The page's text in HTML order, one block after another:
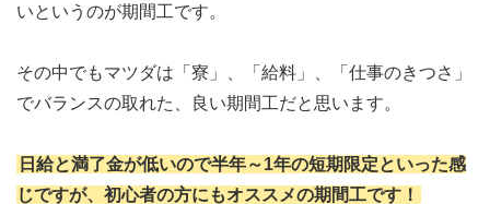
いというのが期間工です。
その中でもマツダは「寮」、「給料」、「仕事のきつさ」
でバランスの取れた、良い期間工だと思います。
日給と満了金が低いので半年～1年の短期限定といった感
じですが、初心者の方にもオススメの期間工です！